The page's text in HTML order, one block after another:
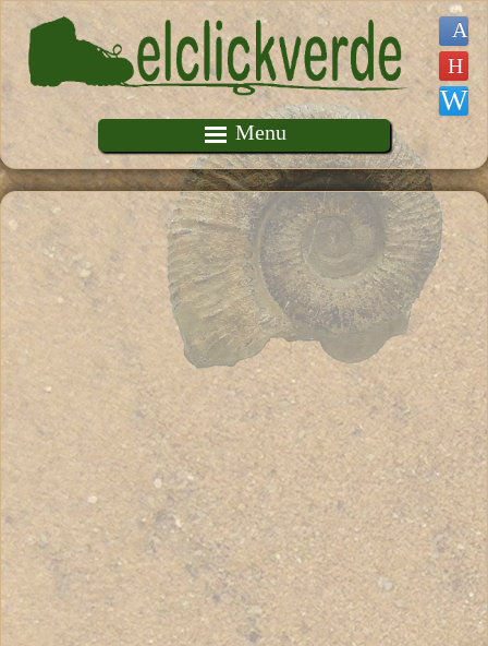
Pasar al contenido principal
Menu